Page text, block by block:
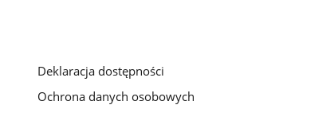
Deklaracja dostępności
Ochrona danych osobowych